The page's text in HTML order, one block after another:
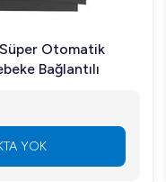
Otomatik
Bağlantılı
YOK